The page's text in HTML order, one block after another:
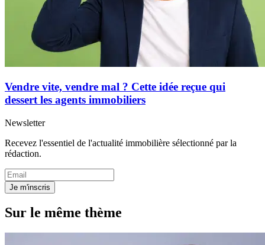
Vendre vite, vendre mal ? Cette idée reçue qui
dessert les agents immobiliers
Newsletter
Recevez l'essentiel de l'actualité immobilière sélectionné par la
rédaction.
Je m'inscris
Sur le même thème